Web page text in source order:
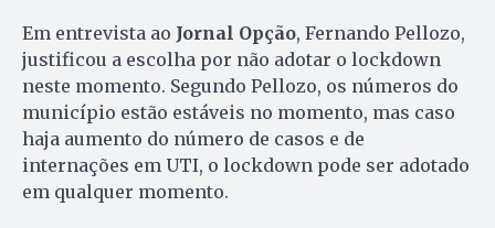
Em entrevista ao Jornal Opção, Fernando Pellozo,
justificou a escolha por não adotar o lockdown
neste momento. Segundo Pellozo, os números do
município estão estáveis no momento, mas caso
haja aumento do número de casos e de
internações em UTI, o lockdown pode ser adotado
em qualquer momento.